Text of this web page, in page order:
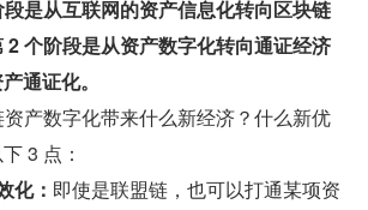
是从互联网的资产信息化转向区块链
2 个阶段是从资产数字化转向通证经济
通证化。
产数字化带来什么新经济？什么新优
3 点：
化： 即使是联盟链，也可以打通某项资